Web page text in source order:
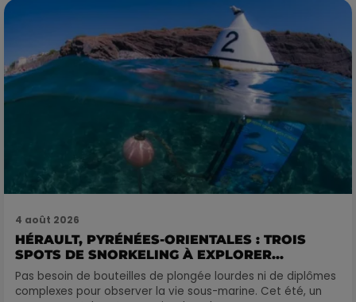
4 août 2026
HÉRAULT, PYRÉNÉES-ORIENTALES : TROIS
SPOTS DE SNORKELING À EXPLORER...
Pas besoin de bouteilles de plongée lourdes ni de diplômes
complexes pour observer la vie sous-marine. Cet été, un